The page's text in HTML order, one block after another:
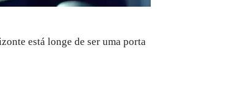
está longe de ser uma porta